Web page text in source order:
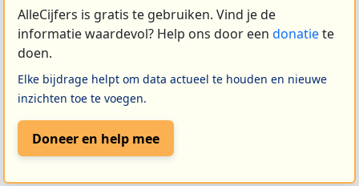
AlleCijfers is gratis te gebruiken. Vind je de
informatie waardevol? Help ons door een donatiete
doen.
Elke bijdrage helpt om data actueel te houden en nieuwe
inzichten toe te voegen.
Doneer en help mee